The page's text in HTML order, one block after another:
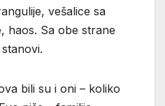
vešalice sa
haos. Sa obe strane
bili su i oni – koliko